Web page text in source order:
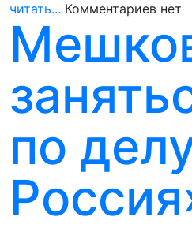
читать... Комментариев нет
по